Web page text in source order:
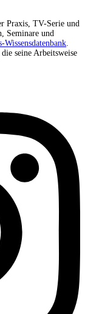
Praxis, TV-Serie und
Seminare und
Wissensdatenbank.
die seine Arbeitsweise